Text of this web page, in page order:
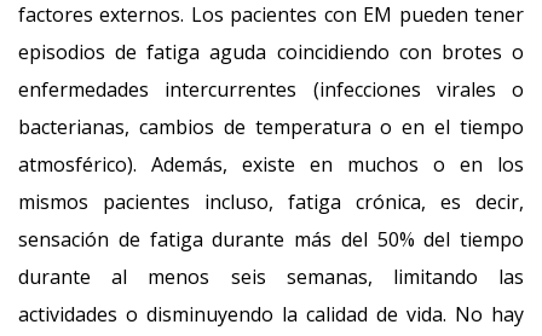
factores externos. Los pacientes con EM pueden tener
episodios de fatiga aguda coincidiendo con brotes o
enfermedades intercurrentes (infecciones virales o
bacterianas, cambios de temperatura o en el tiempo
atmosférico). Además, existe en muchos o en los
mismos pacientes incluso, fatiga crónica, es decir,
sensación de fatiga durante más del 50% del tiempo
durante al menos seis semanas, limitando las
actividades o disminuyendo la calidad de vida. No hay